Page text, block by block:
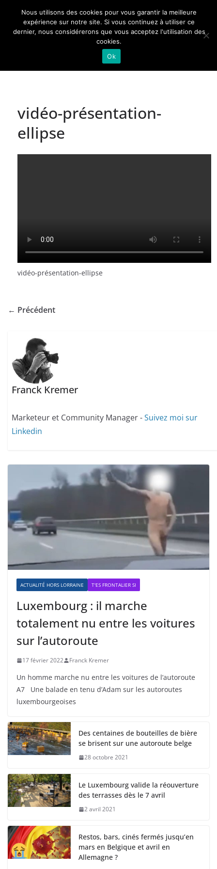
contenu
Actualités de Lorraine pour les Lorrains
vidéo-présentation-
ellipse
vidéo-présentation-ellipse
← Précédent
Franck Kremer
Marketeur et Community Manager -Suivez moi sur
Linkedin
ACTUALITÉ HORS LORRAINE T'ES FRONTALIER SI
Luxembourg : il marche
totalement nu entre les voitures
sur l’autoroute
17 février 2022 Franck Kremer
Un homme marche nu entre les voitures de l’autoroute
A7 Une balade en tenu d’Adam sur les autoroutes
luxembourgeoises
Des centaines de bouteilles de bière
se brisent sur une autoroute belge
28 octobre 2021
Le Luxembourg valide la réouverture
des terrasses dès le 7 avril
2 avril 2021
Restos, bars, cinés fermés jusqu’en
mars en Belgique et avril en
Allemagne ?
Nous utilisons des cookies pour vous garantir la meilleure
expérience sur notre site. Si vous continuez à utiliser ce
dernier, nous considérerons que vous acceptez l'utilisation des
cookies.
Ok